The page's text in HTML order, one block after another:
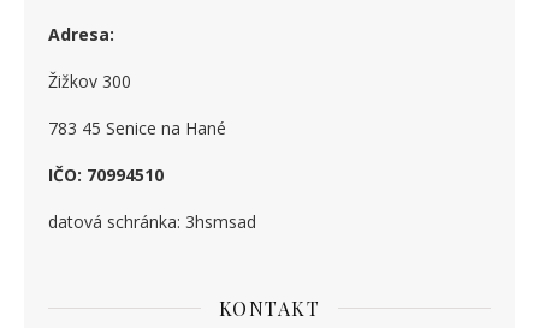
Adresa:
Žižkov 300
783 45 Senice na Hané
IČO: 70994510
datová schránka: 3hsmsad
KONTAKT